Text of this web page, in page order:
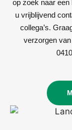
op zoek naar een
u vrijblijvend
collega’s.
verzorgen